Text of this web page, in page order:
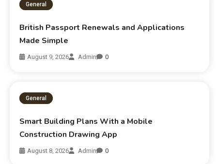
General
British Passport Renewals and Applications
Made Simple
August 9, 2026 Admin 0
General
Smart Building Plans With a Mobile
Construction Drawing App
August 8, 2026 Admin 0